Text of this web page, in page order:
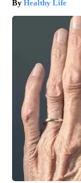
Healthy Life